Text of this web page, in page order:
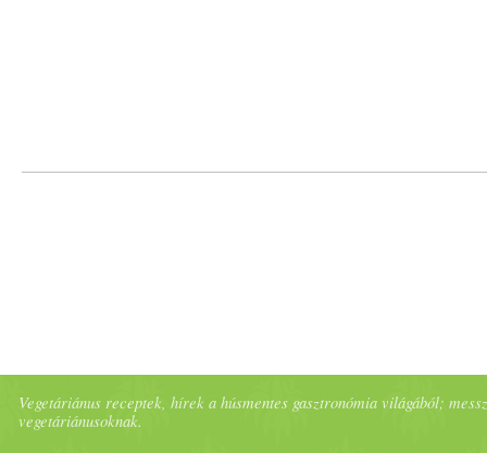
Vegetáriánus receptek, hírek a húsmentes gasztronómia világából;
vegetáriánusoknak.